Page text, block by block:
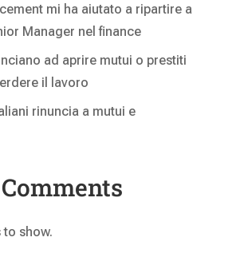
mi ha aiutato a ripartire a
Manager nel finance
ad aprire mutui o prestiti
il lavoro
rinuncia a mutui e
show.